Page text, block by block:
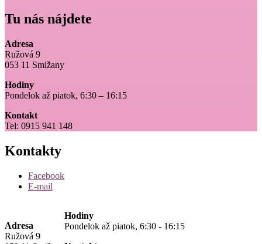
Tu nás nájdete
Adresa
Ružová 9
053 11 Smižany
Hodiny
Pondelok až piatok, 6:30 – 16:15
Kontakt
Tel: 0915 941 148
Kontakty
Facebook
E-mail
Adresa
Ružová 9
Hodiny
Pondelok až piatok, 6:30 - 16:15